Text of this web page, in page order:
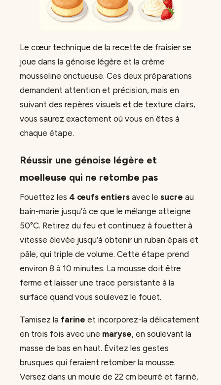
Le cœur technique de la recette de fraisier se
joue dans la génoise légère et la crème
mousseline onctueuse. Ces deux préparations
demandent attention et précision, mais en
suivant des repères visuels et de texture clairs,
vous saurez exactement où vous en êtes à
chaque étape.
Réussir une génoise légère et
moelleuse qui ne retombe pas
Fouettez les 4 œufs entiers avec le sucre au
bain-marie jusqu’à ce que le mélange atteigne
50°C. Retirez du feu et continuez à fouetter à
vitesse élevée jusqu’à obtenir un ruban épais et
pâle, qui triple de volume. Cette étape prend
environ 8 à 10 minutes. La mousse doit être
ferme et laisser une trace persistante à la
surface quand vous soulevez le fouet.
Tamisez la farine et incorporez-la délicatement
en trois fois avec une maryse, en soulevant la
masse de bas en haut. Évitez les gestes
brusques qui feraient retomber la mousse.
Versez dans un moule de 22 cm beurré et fariné,